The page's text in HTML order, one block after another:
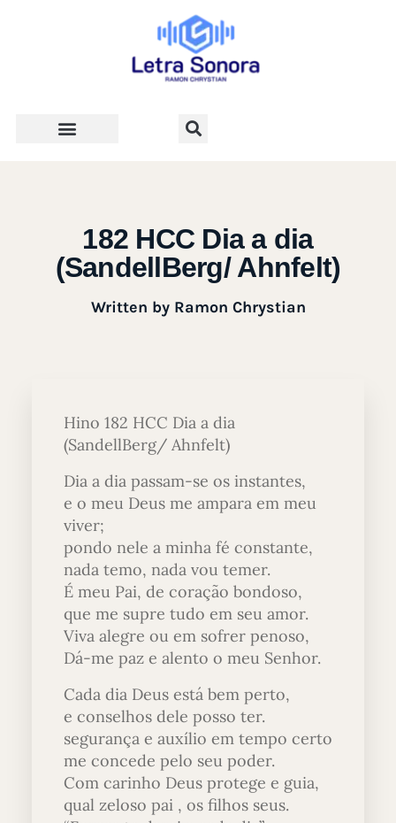
182 HCC Dia a dia
(SandellBerg/ Ahnfelt)
Written byRamon Chrystian
Hino 182 HCC Dia a dia
(SandellBerg/ Ahnfelt)
Dia a dia passam-se os instantes,
e o meu Deus me ampara em meu
viver;
pondo nele a minha fé constante,
nada temo, nada vou temer.
É meu Pai, de coração bondoso,
que me supre tudo em seu amor.
Viva alegre ou em sofrer penoso,
Dá-me paz e alento o meu Senhor.
Cada dia Deus está bem perto,
e conselhos dele posso ter.
segurança e auxílio em tempo certo
me concede pelo seu poder.
Com carinho Deus protege e guia,
qual zeloso pai , os filhos seus.